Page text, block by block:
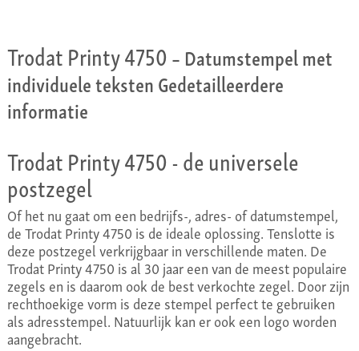
Trodat Printy 4750– Datumstempel met
individuele teksten Gedetailleerdere
informatie
Trodat Printy 4750 - de universele
postzegel
Of het nu gaat om een bedrijfs-, adres- of datumstempel,
de Trodat Printy 4750 is de ideale oplossing. Tenslotte is
deze postzegel verkrijgbaar in verschillende maten. De
Trodat Printy 4750 is al 30 jaar een van de meest populaire
zegels en is daarom ook de best verkochte zegel. Door zijn
rechthoekige vorm is deze stempel perfect te gebruiken
als adresstempel. Natuurlijk kan er ook een logo worden
aangebracht.